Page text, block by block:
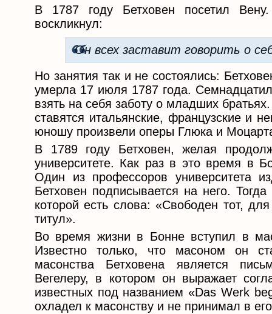
В 1787 году Бетховен посетил
воскликнул:
Он всех заставит говорить о
Но занятия так и не состоялись:
умерла 17 июля 1787 года.
взять на себя заботу о младших
ставятся итальянские, французские и
юношу произвели оперы Глюка и
В 1789 году Бетховен, желая
университете. Как раз в это время в
Один из профессоров университета
Бетховен подписывается на него.
которой есть слова: «Свободен тот,
титул».
Во время жизни в Бонне вступил в
Известно только, что масоном он
масонства Бетховена является
Вегелеру, в котором он выражает
известных под названием «Das Werk
охладел к масонству и не принимал в